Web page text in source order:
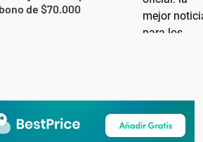
de $70.000